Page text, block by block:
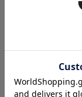
特定商取引法